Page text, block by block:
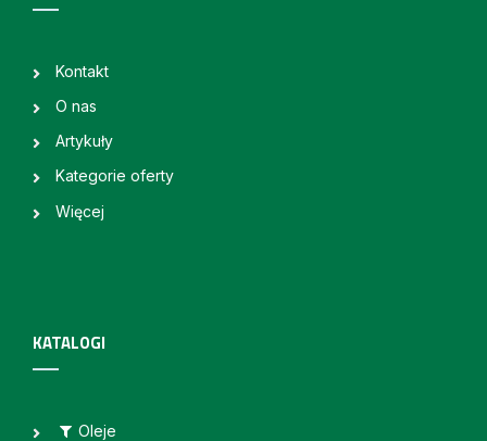
Kontakt
O nas
Artykuły
Kategorie oferty
Więcej
KATALOGI
Oleje